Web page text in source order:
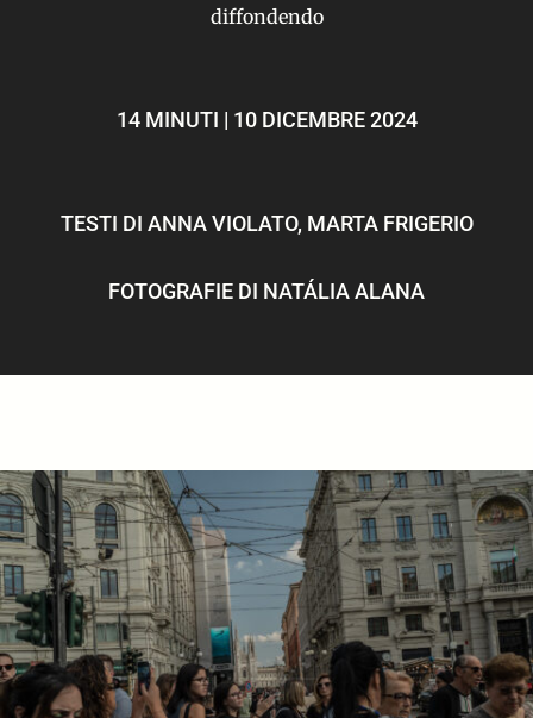
ULTIMI ARTICOLI
diffondendo
14 MINUTI | 10 DICEMBRE 2024
TESTI DI ANNA VIOLATO, MARTA FRIGERIO
FOTOGRAFIE DI NATÁLIA ALANA